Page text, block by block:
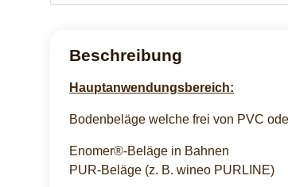
Beschreibung
Hauptanwendungsbereich:
Bodenbeläge welche frei von PVC
Enomer®-Beläge in Bahnen
PUR-Beläge (z. B. wineo PURLINE)